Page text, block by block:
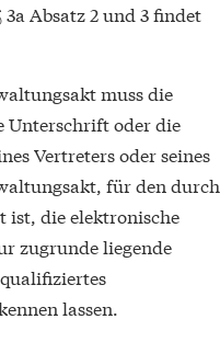
Absatz 2 und 3 findet
muss die
Unterschrift oder die
Vertreters oder seines
für den durch
ist, die elektronische
zugrunde liegende
lassen.